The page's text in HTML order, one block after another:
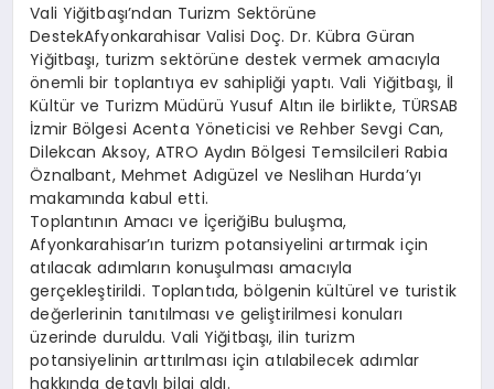
Vali Yiğitbaşı’ndan Turizm Sektörüne
DestekAfyonkarahisar Valisi Doç. Dr. Kübra Güran
Yiğitbaşı, turizm sektörüne destek vermek amacıyla
önemli bir toplantıya ev sahipliği yaptı. Vali Yiğitbaşı, İl
Kültür ve Turizm Müdürü Yusuf Altın ile birlikte, TÜRSAB
İzmir Bölgesi Acenta Yöneticisi ve Rehber Sevgi Can,
Dilekcan Aksoy, ATRO Aydın Bölgesi Temsilcileri Rabia
Öznalbant, Mehmet Adıgüzel ve Neslihan Hurda’yı
makamında kabul etti.
Toplantının Amacı ve İçeriğiBu buluşma,
Afyonkarahisar’ın turizm potansiyelini artırmak için
atılacak adımların konuşulması amacıyla
gerçekleştirildi. Toplantıda, bölgenin kültürel ve turistik
değerlerinin tanıtılması ve geliştirilmesi konuları
üzerinde duruldu. Vali Yiğitbaşı, ilin turizm
potansiyelinin arttırılması için atılabilecek adımlar
hakkında detaylı bilgi aldı.